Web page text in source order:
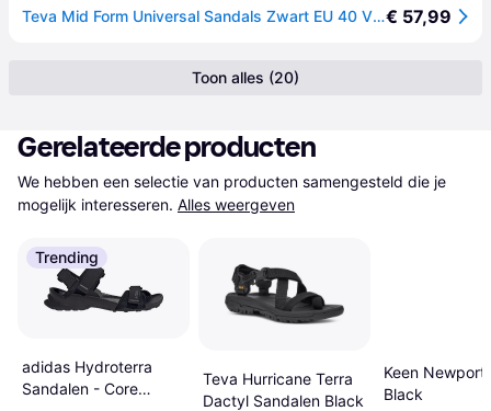
Teva Mid Form Universal Sandals Zwart EU 40 Vrouw€ 57,99
Toon alles (20)
Gerelateerde producten
We hebben een selectie van producten samengesteld die je
mogelijk interesseren. Alles weergeven
Trending
adidas Hydroterra
Sandalen - Core
Teva Hurricane Terra
Dactyl Sandalen Black
Keen Newport
Black